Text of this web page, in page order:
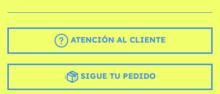
ATENCIÓN AL CLIENTE
SIGUE TU PEDIDO